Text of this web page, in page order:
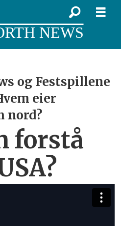
NEWS
og Festspillene
eier
nord?
forstå